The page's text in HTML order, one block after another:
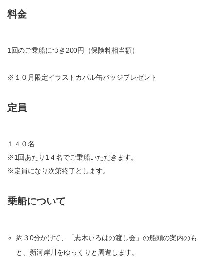
料金
1回のご乗船につき200円（保険料相当額）
※１０月限定イラストカパル缶バッジプレゼント
定員
１４０名
※1回あたり1４名でご乗船いただきます。
※定員になり次第終了とします。
乗船について
約３0分かけて、「志木いろはの渡し会」の船頭の案内のも
と、新河岸川をゆっくりと周遊します。